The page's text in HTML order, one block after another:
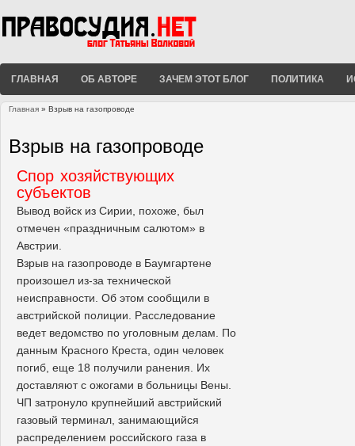
ГЛАВНАЯ ОБ АВТОРЕ ЗАЧЕМ ЭТОТ БЛОГ ПОЛИТИКА
Главная » Взрыв на газопроводе
Взрыв на газопроводе
Спор хозяйствующих
субъектов
Вывод войск из Сирии, похоже, был
отмечен «праздничным салютом» в
Австрии.
Взрыв на газопроводе в Баумгартене
произошел из-за технической
неисправности. Об этом сообщили в
австрийской полиции. Расследование
ведет ведомство по уголовным делам. По
данным Красного Креста, один человек
погиб, еще 18 получили ранения. Их
доставляют с ожогами в больницы Вены.
ЧП затронуло крупнейший австрийский
газовый терминал, занимающийся
распределением российского газа в